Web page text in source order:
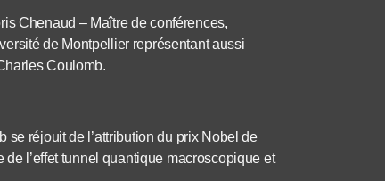
Chenaud – Maître de conférences,
de Montpellier représentant aussi
Coulomb.
se réjouit de l’attribution du prix Nobel de
l’effet tunnel quantique macroscopique et